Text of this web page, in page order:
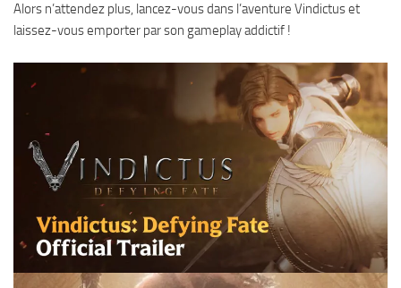
Alors n’attendez plus, lancez-vous dans l’aventure Vindictus et
laissez-vous emporter par son gameplay addictif !